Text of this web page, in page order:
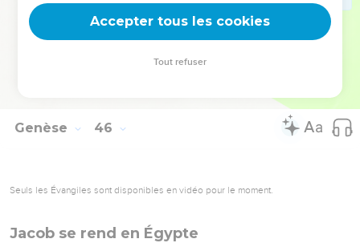
Ils lui rapportèrent alors toutes les paroles que Joseph leur
avait dites, et lorsqu’il vit les chariots que Joseph avait
Genèse 46
Seuls les Évangiles sont disponibles en vidéo pour le moment.
Jacob se rend en Égypte
Accepter tous les cookies
Tout refuser